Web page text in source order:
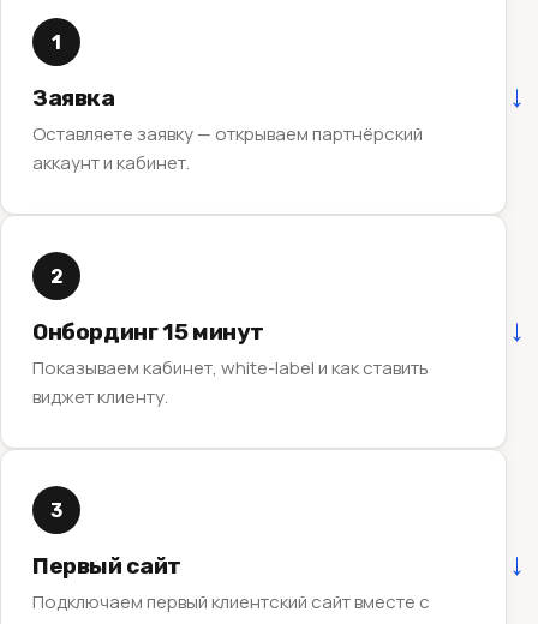
1
Заявка
Оставляете заявку — открываем партнёрский
аккаунт и кабинет.
2
Онбординг 15 минут
Показываем кабинет, white-label и как ставить
виджет клиенту.
3
Первый сайт
Подключаем первый клиентский сайт вместе с